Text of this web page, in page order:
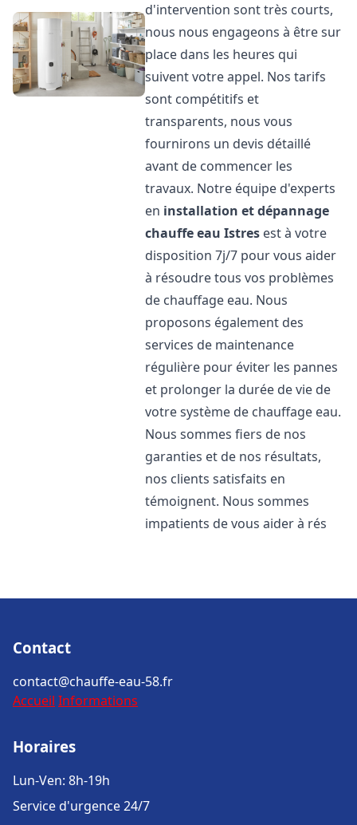
d'intervention sont très courts,
nous nous engageons à être sur
place dans les heures qui
suivent votre appel. Nos tarifs
sont compétitifs et
transparents, nous vous
fournirons un devis détaillé
avant de commencer les
travaux. Notre équipe d'experts
en installation et dépannage
chauffe eau Istres est à votre
disposition 7j/7 pour vous aider
à résoudre tous vos problèmes
de chauffage eau. Nous
proposons également des
services de maintenance
régulière pour éviter les pannes
et prolonger la durée de vie de
votre système de chauffage eau.
Nous sommes fiers de nos
garanties et de nos résultats,
nos clients satisfaits en
témoignent. Nous sommes
impatients de vous aider à rés
Contact
contact@chauffe-eau-58.fr
Accueil Informations
Horaires
Lun-Ven: 8h-19h
Service d'urgence 24/7